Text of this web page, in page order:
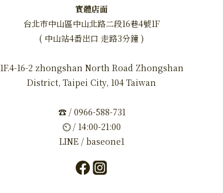
實體店面
台北市中山區中山北路二段16巷4號1F
( 中山站4番出口 走路3分鐘 )
1F.4-16-2 zhongshan North Road Zhongshan
District, Taipei City, 104 Taiwan
☎ / 0966-588-731
⏲ / 14:00-21:00
LINE / baseone1